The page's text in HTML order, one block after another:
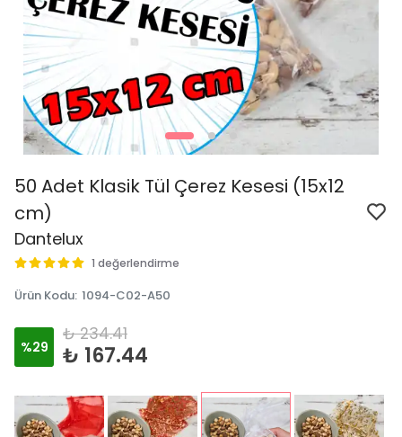
50 Adet Klasik Tül Çerez Kesesi (15x12
cm)
Dantelux
1 değerlendirme
Ürün Kodu: 1094-C02-A50
%29
₺ 234.41
₺ 167.44